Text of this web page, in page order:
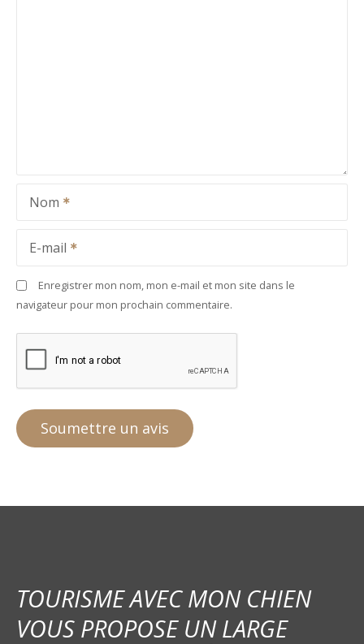
Nom
E-mail
Enregistrer mon nom, mon e-mail et mon site dans le
navigateur pour mon prochain commentaire.
TOURISME AVEC MON CHIEN
VOUS PROPOSE UN LARGE